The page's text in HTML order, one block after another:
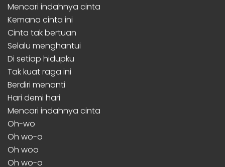
Mencari indahnya cinta
Kemana cinta ini
Cinta tak bertuan
Selalu menghantui
Di setiap hidupku
Tak kuat raga ini
Berdiri menanti
Hari demi hari
Mencari indahnya cinta
Oh-wo
Oh wo-o
Oh woo
Oh wo-o